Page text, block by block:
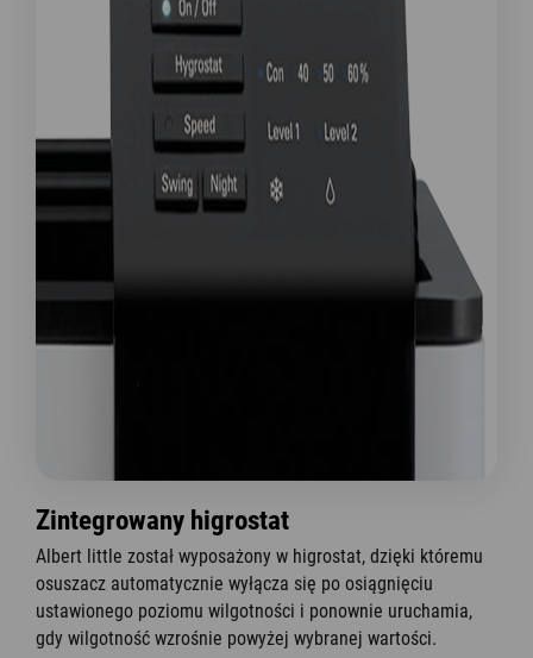
Zintegrowany higrostat
Albert little został wyposażony w higrostat, dzięki któremu
osuszacz automatycznie wyłącza się po osiągnięciu
ustawionego poziomu wilgotności i ponownie uruchamia,
gdy wilgotność wzrośnie powyżej wybranej wartości.